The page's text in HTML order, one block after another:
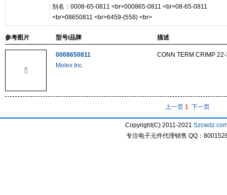
别名：0008-65-0811 <br>000865-0811 <br>08-65-0811
<br>08650811 <br>6459-(558) <br>
参考图片 型号/品牌 描述
0008650811
Molex Inc
CONN TERM CRIMP
上一页 1 下一页
Copyright(C) 2011-2021
专注电子元件代理销售 QQ：